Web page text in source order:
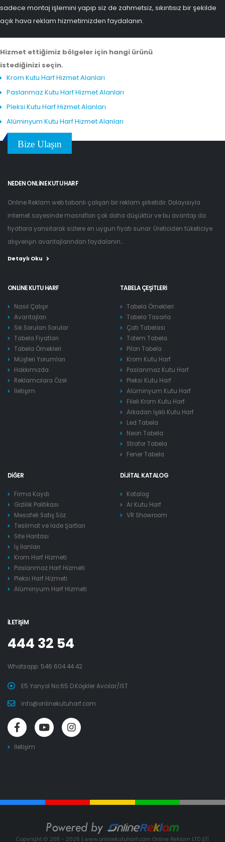
sadece montaj işlemini yapıp siz de zahmetsiz, sıkıntısız bir şekilde
açık hava reklam hizmetimizden faydalanın.
Hizmet ettiğimiz bölgeler için hangi ürünü
istediğinizi seçin.
Krom Kutu Harf Hizmet Alanları
Paslanmaz Kutu Harf Hizmet Alanları
Pleksi Kutu Harf Hizmet Alanları
Alüminyum Kutu Harf Hizmet Alanları
Bize Ulaşın
NEDEN ONLINE KUTU HARF
Online Reklam web tabanlı çalışan bir reklam şirketidir. Dolayısıyla
internet sayesinde masrafları çok daha düşüktür ve bu avantajı da
fiyatlara yansıtarak sizlere en uygun fiyatı sunar. Üreticiden tüketiciye
alışverişin avantajlarından faydalanın...
Detaylı Oku
ONLINE KUTU HARF
Nasıl Çalışır
Avantajları
Sık Sorulan Sorular
Tabela Fiyatları
Tabela Örnekleri
Müşteri Yorumları
Hakkımızda
Reklamcılara Özel
İletişim
TABELA ÇEŞITLERI
Tabela Örnekleri
Tabela Tasarla
Çatı Tabelası
Totem Tabela
Pilon Tabela
Krom Kutu Harf
Paslanmaz Kutu Harf
Pleksi Kutu Harf
Alüminyum Kutu Harf
Fileli Krom Kutu Harf
Arkadan Işıklı Kutu Harf
Led Tabela
Neon Tabela
Strafor Tabela
Fener Tabela
DIĞER
Firma Kaydı
Gizlilik Politikası
Mesafeli Satış Söz.
Teslimat ve İade Şartları
Site Haritası
İş İlanları
Krom Harf Hizmeti
Paslanmaz Harf Hizmeti
Pleksi Harf Hizmeti
Alüminyum Harf Hizmeti
DIJITAL KATALOG
Katalog
Ar Kutu Harf
VR Showroom
İLETIŞIM
444 32 54
Whatsapp: 546 604 44 42
E5 Yanyol No:65 D.Köşkler Avcılar/İST
info@onlinekutuharf.com
İletişim
Copyright © 2011 - 2026 | www.onlinekutuharf.com Online Reklam LTD ŞTİ